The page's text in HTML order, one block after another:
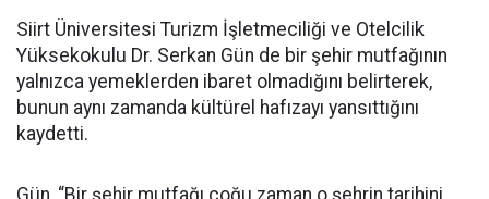
Siirt Üniversitesi Turizm İşletmeciliği ve Otelcilik
Yüksekokulu Dr. Serkan Gün de bir şehir mutfağının
yalnızca yemeklerden ibaret olmadığını belirterek,
bunun aynı zamanda kültürel hafızayı yansıttığını
kaydetti.
Gün, “Bir şehir mutfağı çoğu zaman o şehrin tarihini,